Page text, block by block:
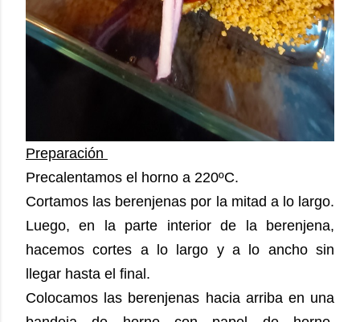
Preparación
Precalentamos el horno a 220ºC.
Cortamos las berenjenas por la mitad a lo largo.
Luego, en la parte interior de la berenjena,
hacemos cortes a lo largo y a lo ancho sin
llegar hasta el final.
Colocamos las berenjenas hacia arriba en una